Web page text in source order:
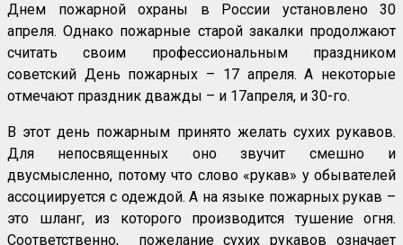
Днем пожарной охраны в России установлено 30
апреля. Однако пожарные старой закалки продолжают
считать своим профессиональным праздником
советский День пожарных – 17 апреля. А некоторые
отмечают праздник дважды – и 17апреля, и 30-го.
В этот день пожарным принято желать сухих рукавов.
Для непосвященных оно звучит смешно и
двусмысленно, потому что слово «рукав» у обывателей
ассоциируется с одеждой. А на языке пожарных рукав –
это шланг, из которого производится тушение огня.
Соответственно, пожелание сухих рукавов означает